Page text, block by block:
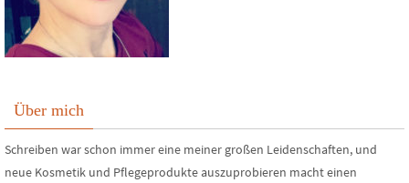
Über mich
Schreiben war schon immer eine meiner großen Leidenschaften, und
neue Kosmetik und Pflegeprodukte auszuprobieren macht einen